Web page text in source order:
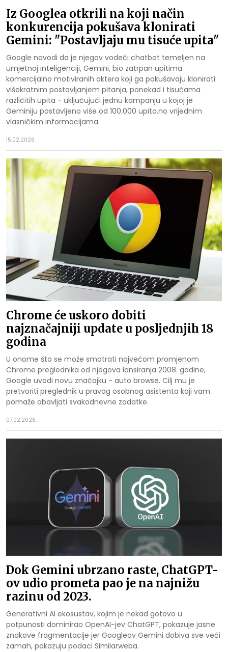
Iz Googlea otkrili na koji način
konkurencija pokušava klonirati
Gemini: "Postavljaju mu tisuće upita"
Google navodi da je njegov vodeći chatbot temeljen na
umjetnoj inteligenciji, Gemini, bio zatrpan upitima
komercijalno motiviranih aktera koji ga pokušavaju klonirati
višekratnim postavljanjem pitanja, ponekad i tisućama
različitih upita - uključujući jednu kampanju u kojoj je
Geminiju postavljeno više od 100.000 upita.no vrijednim
vlasničkim informacijama.
15.02.2026.
Chrome će uskoro dobiti
najznačajniji update u posljednjih 18
godina
U onome što se može smatrati najvećom promjenom
Chrome preglednika od njegova lansiranja 2008. godine,
Google uvodi novu značajku - auto browse. Cilj mu je
pretvoriti preglednik u pravog osobnog asistenta koji vam
pomaže obavljati svakodnevne zadatke.
07.02.2026.
Dok Gemini ubrzano raste, ChatGPT-
ov udio prometa pao je na najnižu
razinu od 2023.
Generativni AI ekosustav, kojim je nekad gotovo u
potpunosti dominirao OpenAI-jev ChatGPT, pokazuje jasne
znakove fragmentacije jer Googleov Gemini dobiva sve veći
zamah, pokazuju podaci Similarweba.